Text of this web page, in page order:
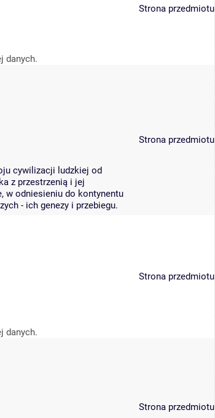
danych.
Strona przedmiotu
cywilizacji ludzkiej od
z przestrzenią i jej
w odniesieniu do kontynentu
- ich genezy i przebiegu.
Strona przedmiotu
danych.
Strona przedmiotu
Strona przedmiotu